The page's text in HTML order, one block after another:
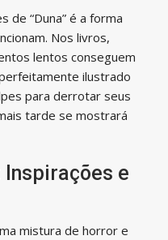
de “Duna” é a forma
Nos livros,
lentos conseguem
ilustrado
para derrotar seus
tarde se mostrará
Inspirações e
mistura de horror e